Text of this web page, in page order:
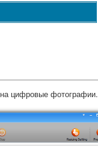
цифровые фотографии.